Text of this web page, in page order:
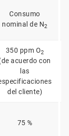
Consumo
nominal de N2
350 ppm O2
acuerdo con
las
del cliente)
75 %